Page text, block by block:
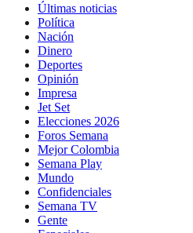
Últimas noticias
Política
Nación
Dinero
Deportes
Opinión
Impresa
Jet Set
Elecciones 2026
Foros Semana
Mejor Colombia
Semana Play
Mundo
Confidenciales
Semana TV
Gente